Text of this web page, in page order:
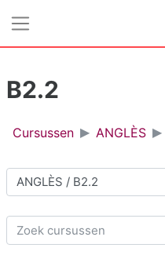
B2.2
Cursussen ANGLÈS
Cursuscategorieën
Zoek cursussen